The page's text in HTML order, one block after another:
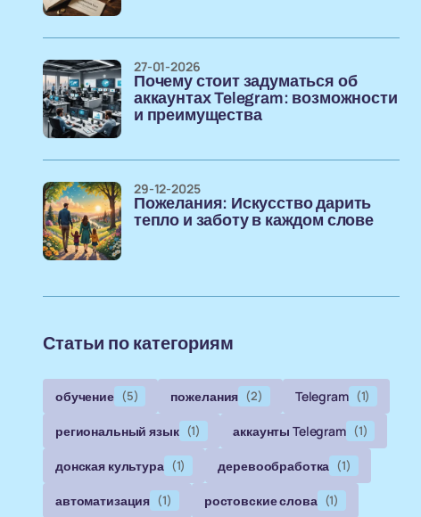
Почему стоит задуматься об
аккаунтах Telegram: возможности
и преимущества
27-01-2026
Пожелания: Искусство дарить
тепло и заботу в каждом слове
29-12-2025
Статьи по категориям
обучение (5) пожелания (2) Telegram (1)
региональный язык (1) аккаунты Telegram (1)
донская культура (1) деревообработка (1)
автоматизация (1) ростовские слова (1)